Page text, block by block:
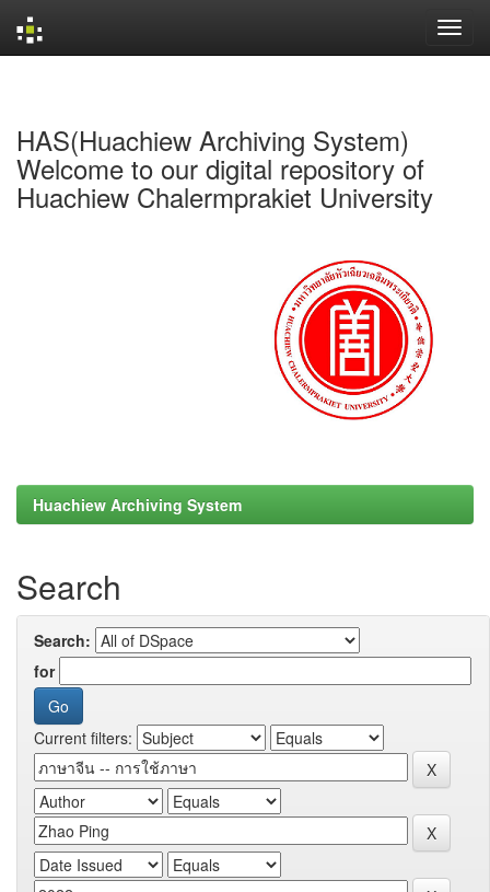
HAS(Huachiew Archiving System)
Welcome to our digital repository of
Huachiew Chalermprakiet University
Huachiew Archiving System
Search
Search:
for
Current filters: